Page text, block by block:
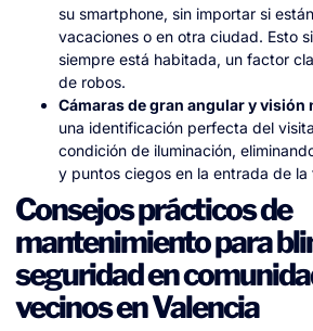
su smartphone, sin importar si
vacaciones o en otra ciudad. Esto
siempre está habitada, un factor
de robos.
Cámaras de gran angular y visión
una identificación perfecta del
condición de iluminación,
y puntos ciegos en la entrada de la
Consejos prácticos de
mantenimiento para
seguridad en
vecinos en Valencia